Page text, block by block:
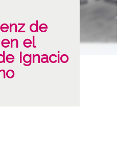
de
el
Ignacio